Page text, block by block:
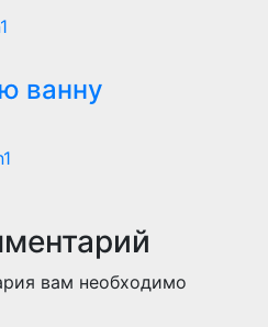
ванну
вам необходимо